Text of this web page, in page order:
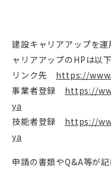
建設キャリアアップを
ャリアアップのHPは以
リンク先 https://
事業者登録 https://
ya
技能者登録 https://
ya
申請の書類やQ&A等が